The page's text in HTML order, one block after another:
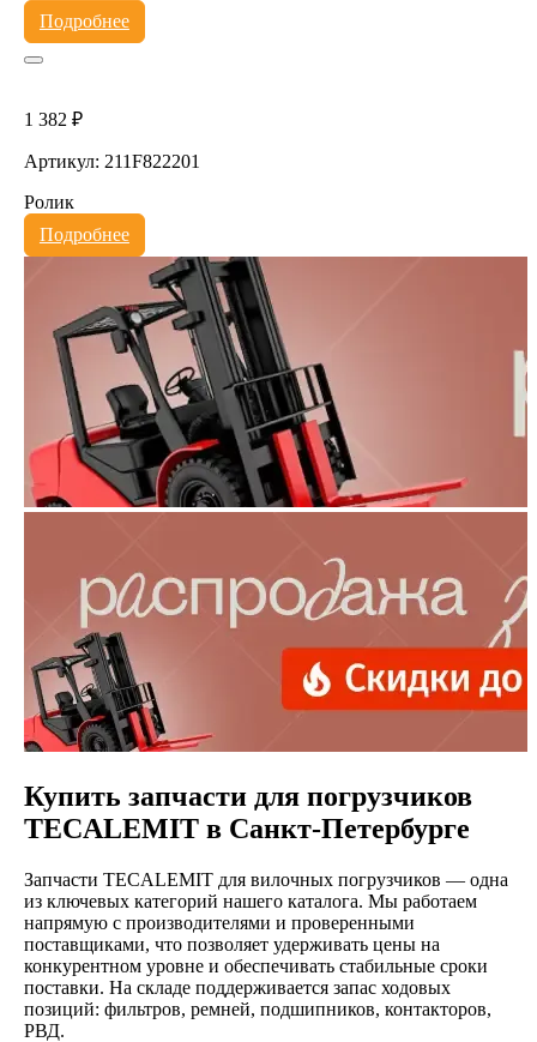
Подробнее
1 382 ₽
Артикул: 211F822201
Ролик
Подробнее
Купить запчасти для погрузчиков
TECALEMIT в Санкт-Петербурге
Запчасти TECALEMIT для вилочных погрузчиков — одна
из ключевых категорий нашего каталога. Мы работаем
напрямую с производителями и проверенными
поставщиками, что позволяет удерживать цены на
конкурентном уровне и обеспечивать стабильные сроки
поставки. На складе поддерживается запас ходовых
позиций: фильтров, ремней, подшипников, контакторов,
РВД.